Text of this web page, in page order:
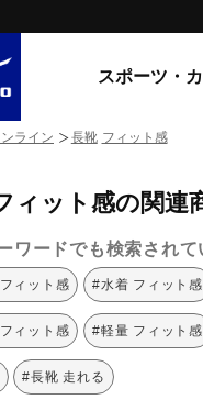
スポーツ・
イルウエア
フットサル
WAVE
MORELIA
WAVE
MXR
ゴアテッ
ライン 長靴 フィット感
ィット感の関連
ワードでも検索されて
ィット感 #水着 フィット感
ィット感 #軽量 フィット感
#長靴 走れる